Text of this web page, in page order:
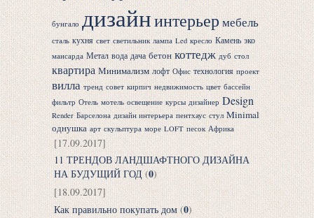
бунгало дизайнинтерьер мебель
сталь кухня свет светильник лампа Led кресло Камень эко
мансарда Метал вода дача бетон коттедж дуб стол
квартира Минимализм лофт Офис технология проект
вилла тренд совет кирпич недвижимость цвет бассейн
фильтр Отель мотель освещение курсы дизайнер Design
Render Барселона дизайн интерьера пентхаус стул Minimal
однушка арт скульптура море LOFT песок Африка
[17.09.2017]
11 ТРЕНДОВ ЛАНДШАФТНОГО ДИЗАЙНА
НА БУДУЩИЙ ГОД (0)
[18.09.2017]
Как правильно покупать дом (0)